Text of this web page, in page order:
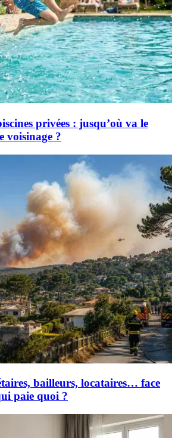
privées : jusqu’où va le
voisinage ?
bailleurs, locataires… face
paie quoi ?